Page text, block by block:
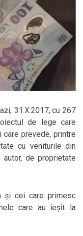
31.X.2017, cu 267
de lege care
prevede, printre
cu veniturile din
de proprietate
şi cei care primesc
care au ieşit la